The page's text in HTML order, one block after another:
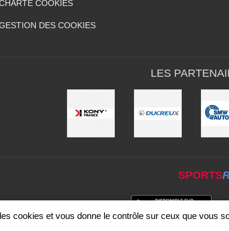
COOKIES
DES COOKIES
LES
SPORTS
cookies et vous donne le contrôle sur ceux que vous